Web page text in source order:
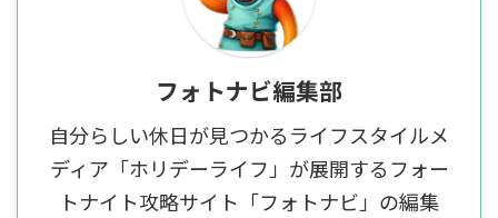
フォトナビ編集部
自分らしい休日が見つかるライフスタイルメ
ディア「ホリデーライフ」が展開するフォー
トナイト攻略サイト「フォトナビ」の編集